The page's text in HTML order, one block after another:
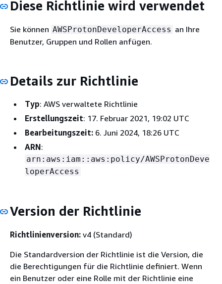
Diese Richtlinie wird verwendet
Sie können AWSProtonDeveloperAccess an Ihre
Benutzer, Gruppen und Rollen anfügen.
Details zur Richtlinie
Typ: AWS verwaltete Richtlinie
Erstellungszeit: 17. Februar 2021, 19:02 UTC
Bearbeitungszeit: 6. Juni 2024, 18:26 UTC
ARN:
arn:aws:iam::aws:policy/AWSProtonDeve
loperAccess
Version der Richtlinie
Richtlinienversion: v4 (Standard)
Die Standardversion der Richtlinie ist die Version, die
die Berechtigungen für die Richtlinie definiert. Wenn
ein Benutzer oder eine Rolle mit der Richtlinie eine